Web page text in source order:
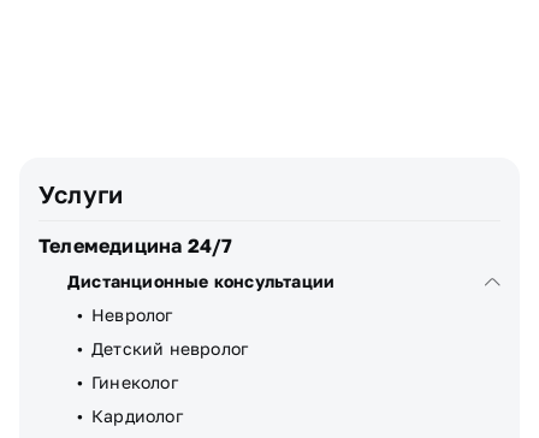
Услуги
Телемедицина 24/7
Дистанционные консультации
Невролог
Детский невролог
Гинеколог
Кардиолог